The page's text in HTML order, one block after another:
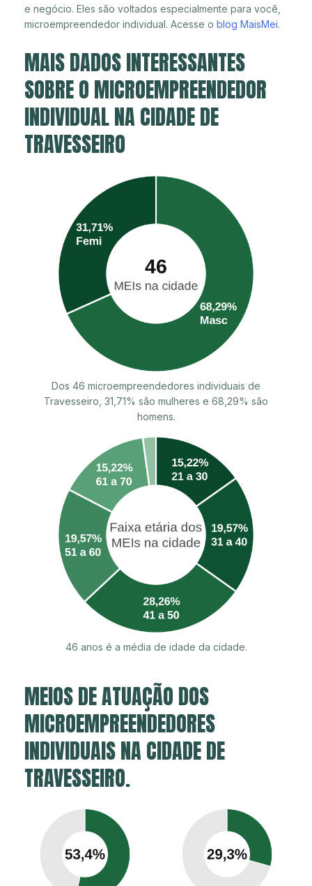
e negócio. Eles são voltados especialmente para você,
microempreendedor individual. Acesse o blog MaisMei.
MAIS DADOS INTERESSANTES
SOBRE O MICROEMPREENDEDOR
INDIVIDUAL NA CIDADE DE
TRAVESSEIRO
Dos 46 microempreendedores individuais de
Travesseiro, 31,71% são mulheres e 68,29% são
homens.
46 anos é a média de idade da cidade.
MEIOS DE ATUAÇÃO DOS
MICROEMPREENDEDORES
INDIVIDUAIS NA CIDADE DE
TRAVESSEIRO.